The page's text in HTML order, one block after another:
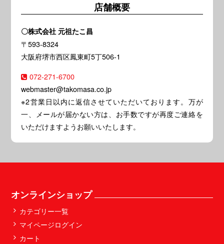
店舗概要
〇株式会社 元祖たこ昌
〒593-8324
大阪府堺市西区鳳東町5丁506-1
072-271-6700
webmaster@takomasa.co.jp
※2営業日以内に返信させていただいております。万が
一、メールが届かない方は、お手数ですが再度ご連絡を
いただけますようお願いいたします。
オンラインショップ
カテゴリー一覧
マイページログイン
カート